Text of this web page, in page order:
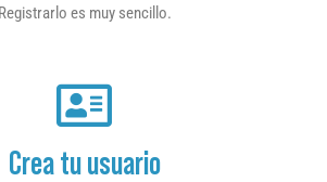
Registrarlo es muy sencillo.
Crea tu usuario